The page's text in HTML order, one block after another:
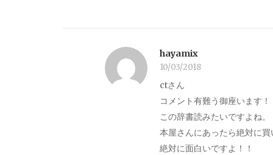
hayamix
10/03/2018
ctさん
コメント有難う御座います！
この辞書読みたいですよね。
本屋さんにあったら絶対に買
絶対に面白いですよ！！